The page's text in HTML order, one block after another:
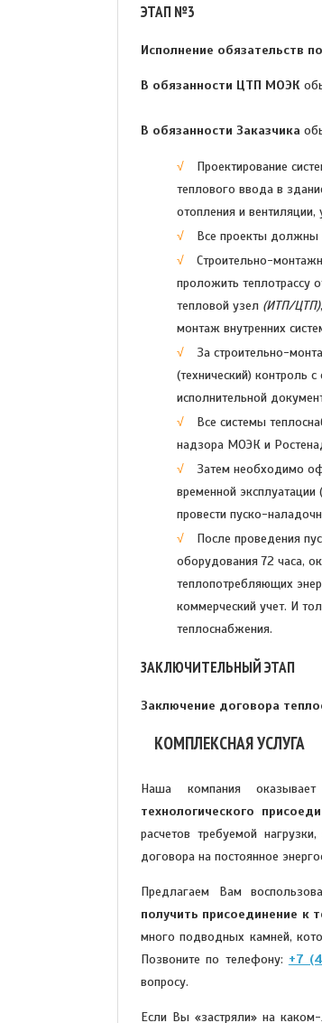
ЭТАП №3
Исполнение обязательств
В обязанности ЦТП МОЭК
В обязанности Заказчика
Проектирование
теплового ввода в
отопления и вентиляции,
Все проекты должны
Строительно-
проложить теплотрассу
тепловой узел (ИТП/ЦТП)
монтаж внутренних
За строительно-
(технический) контроль
исполнительной
Все системы
надзора МОЭК и
Затем необходимо
временной
провести пуско-
После проведения
оборудования 72 часа,
теплопотребляющих
коммерческий учет. И
теплоснабжения.
ЗАКЛЮЧИТЕЛЬНЫЙ ЭТАП
Заключение договора
КОМПЛЕКСНАЯ УСЛУГА
Наша компания
технологического
расчетов требуемой
договора на постоянное
Предлагаем Вам
получить присоединение к
много подводных камней,
Позвоните по телефону: +7
вопросу.
Если Вы «застряли» на